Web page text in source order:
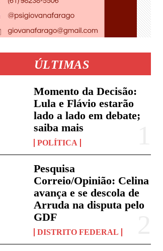
ÚLTIMAS
Momento da Decisão:
Lula e Flávio estarão
lado a lado em debate;
saiba mais
POLÍTICA
Pesquisa
Correio/Opinião: Celina
avança e se descola de
Arruda na disputa pelo
GDF
DISTRITO FEDERAL